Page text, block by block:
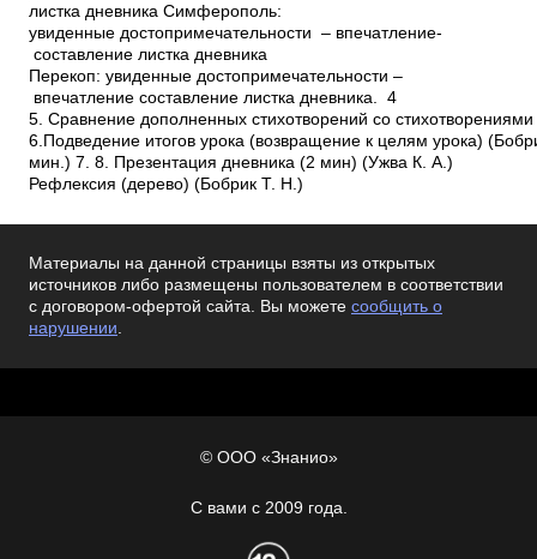
листка дневника Симферополь:
увиденные достопримечательности – впечатление­
составление листка дневника
Перекоп: увиденные достопримечательности –
впечатление­ составление листка дневника. 4
5. Сравнение дополненных стихотворений со
6.Подведение итогов урока (возвращение к целям урока)
мин.) 7. 8. Презентация дневника (2 мин) (Ужва К. А.)
Рефлексия (дерево) (Бобрик Т. Н.)
Материалы на данной страницы взяты из открытых
источников либо размещены пользователем в соответствии
с договором-офертой сайта. Вы можете сообщить о
нарушении.
© ООО «Знанио»
С вами с 2009 года.